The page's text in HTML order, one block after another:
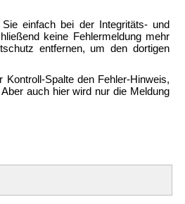
einfach bei der Integritäts- und
keine Fehlermeldung mehr
entfernen, um den dortigen
Spalte den Fehler-Hinweis,
auch hier wird nur die Meldung